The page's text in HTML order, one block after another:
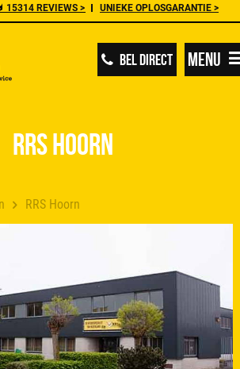
15314 REVIEWS > UNIEKE OPLOSGARANTIE >
BEL DIRECT Menu
RRS Hoorn
RRS Hoorn